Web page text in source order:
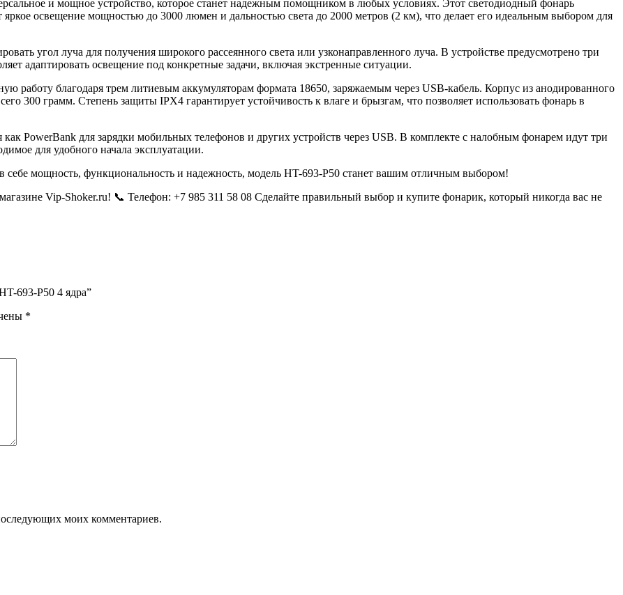
и мощное устройство, которое станет надежным помощником в любых условиях. Этот светодиодный фонарь
освещение мощностью до 3000 люмен и дальностью света до 2000 метров (2 км), что делает его идеальным выбором для
угол луча для получения широкого рассеянного света или узконаправленного луча. В устройстве предусмотрено три
адаптировать освещение под конкретные задачи, включая экстренные ситуации.
работу благодаря трем литиевым аккумуляторам формата 18650, заряжаемым через USB-кабель. Корпус из анодированного
300 грамм. Степень защиты IPX4 гарантирует устойчивость к влаге и брызгам, что позволяет использовать фонарь в
PowerBank для зарядки мобильных телефонов и других устройств через USB. В комплекте с налобным фонарем идут три
для удобного начала эксплуатации.
себе мощность, функциональность и надежность, модель HT-693-P50 станет вашим отличным выбором!
Vip-Shoker.ru! 📞 Телефон: +7 985 311 58 08 Сделайте правильный выбор и купите фонарик, который никогда вас не
693-P50 4 ядра”
*
моих комментариев.